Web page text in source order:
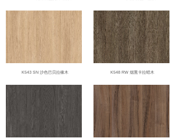
K543 SN 沙色巴贝拉橡木 K548 RW 烟熏卡拉蜡木